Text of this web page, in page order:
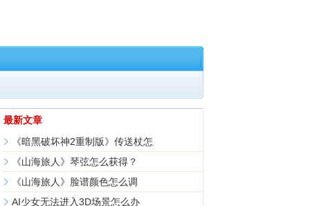
最新文章
《暗黑破坏神2重制版》传送杖怎
《山海旅人》琴弦怎么获得？
《山海旅人》脸谱颜色怎么调
AI少女无法进入3D场景怎么办